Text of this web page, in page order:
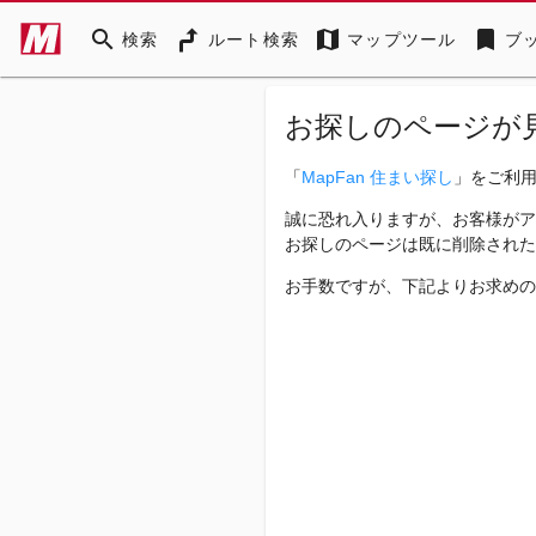
search 検索 ルート検索 map マップツール bookmark ブ
お探しのページが
「MapFan 住まい探し 」をご利
誠に恐れ入りますが、お客様が
お探しのページは既に削除され
お手数ですが、下記よりお求め